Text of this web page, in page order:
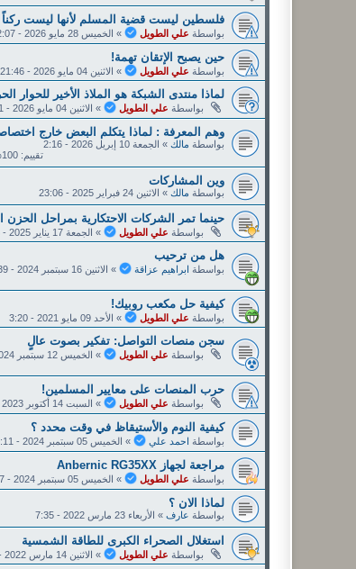
فلسطين ليست قضية المسلم لأنها ليست ركناً
بواسطة علي الطويل » الخميس 28 مايو 2026 - 2:07
حين يصبح الإتقان تهمة!
بواسطة علي الطويل » الاثنين 04 مايو 2026 - 21:46
لماذا منتدى الشبكة هو الملاذ الأخير للحوار
بواسطة علي الطويل » الاثنين 04 مايو 2026 - 21:01
وهم المعرفة : لماذا يتكلم البعض خارج
بواسطة مالك » الجمعة 10 إبريل 2026 - 2:16
تقييم: 100%
وين المشاركات
بواسطة مالك » الاثنين 24 فبراير 2025 - 23:06
حينما تمر الشركات الاحتكارية بمراحل
بواسطة علي الطويل » الجمعة 17 يناير 2025 - 14:25
هل من ترحيب
بواسطة ابراهيم عزاقة » الاثنين 16 سبتمبر 2024 - 2:39
كيفية حل مكعب روبيك!
بواسطة علي الطويل » الأحد 09 مايو 2021 - 3:20
سجن منصات التواصل: تفكير بصوت عالٍ
بواسطة علي الطويل » الخميس 12 سبتمبر 2024 - 12:42
حرب المنصات على معايير المسلمين!
بواسطة علي الطويل » السبت 14 أكتوبر 2023 - 13:58
كيفية النوم والأستيقاظ في وقت محدد ؟
بواسطة احمد علي » الخميس 05 سبتمبر 2024 - 20:11
مراجعة لجهاز Anbernic RG35XX
بواسطة علي الطويل » الخميس 05 سبتمبر 2024 - 8:57
لماذا الان ؟
بواسطة عارف » الأربعاء 23 مارس 2022 - 7:35
استغلال الصحراء الكبرى للطاقة الشمسية
بواسطة علي الطويل » الاثنين 14 مارس 2022 - 10:18